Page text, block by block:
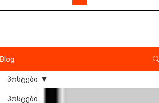
Blog
პოსტები
პოსტები